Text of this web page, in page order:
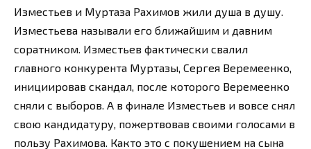
Изместьев и Муртаза Рахимов жили душа в душу.
Изместьева называли его ближайшим и давним
соратником. Изместьев фактически свалил
главного конкурента Муртазы, Сергея Веремеенко,
инициировав скандал, после которого Веремеенко
сняли с выборов. А в финале Изместьев и вовсе снял
свою кандидатуру, пожертвовав своими голосами в
пользу Рахимова. Както это с покушением на сына